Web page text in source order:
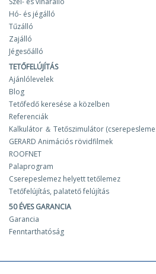
Hó- és jégálló
Tűzálló
Zajálló
Jégesőálló
TETŐFELÚJÍTÁS
Ajánlólevelek
Blog
Tetőfedő keresése a közelben
Referenciák
Kalkulátor ＆ Tetőszimulátor
GERARD Animációs rövidfilmek
ROOFNET
Palaprogram
Cserepeslemez helyett tetőlemez
Tetőfelújítás, palatető felújítás
50 ÉVES GARANCIA
Garancia
Fenntarthatóság